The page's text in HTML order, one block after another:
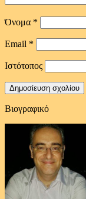
Όνομα *
Email *
Ιστότοπος
Βιογραφικό